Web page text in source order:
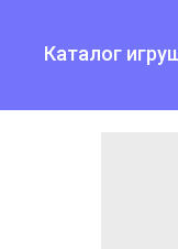
Каталог